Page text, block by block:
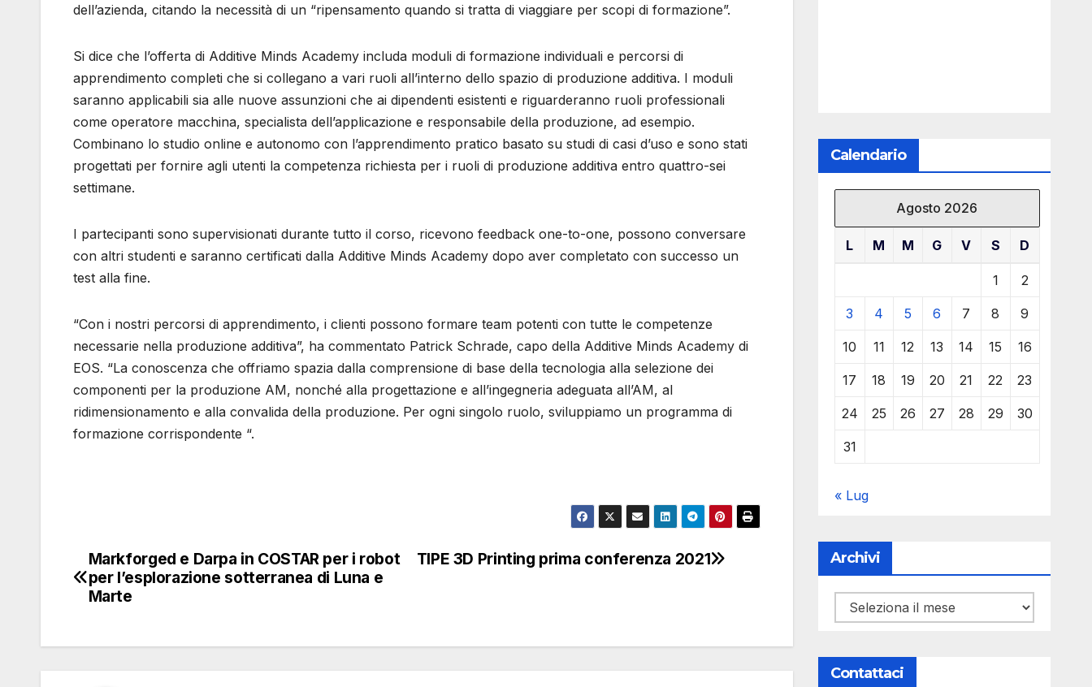
dell’azienda, citando la necessità di un “ripensamento quando si tratta di viaggiare per scopi di formazione”.
Si dice che l’offerta di Additive Minds Academy includa moduli di formazione individuali e percorsi di
apprendimento completi che si collegano a vari ruoli all’interno dello spazio di produzione additiva. I moduli
saranno applicabili sia alle nuove assunzioni che ai dipendenti esistenti e riguarderanno ruoli professionali
come operatore macchina, specialista dell’applicazione e responsabile della produzione, ad esempio.
Combinano lo studio online e autonomo con l’apprendimento pratico basato su studi di casi d’uso e sono stati
progettati per fornire agli utenti la competenza richiesta per i ruoli di produzione additiva entro quattro-sei
settimane.
I partecipanti sono supervisionati durante tutto il corso, ricevono feedback one-to-one, possono conversare
con altri studenti e saranno certificati dalla Additive Minds Academy dopo aver completato con successo un
test alla fine.
“Con i nostri percorsi di apprendimento, i clienti possono formare team potenti con tutte le competenze
necessarie nella produzione additiva”, ha commentato Patrick Schrade, capo della Additive Minds Academy di
EOS. “La conoscenza che offriamo spazia dalla comprensione di base della tecnologia alla selezione dei
componenti per la produzione AM, nonché alla progettazione e all’ingegneria adeguata all’AM, al
ridimensionamento e alla convalida della produzione. Per ogni singolo ruolo, sviluppiamo un programma di
formazione corrispondente “.
Navigazione
articoli
TIPE 3D Printing prima conferenza 2021
Markforged e Darpa in COSTAR per i robot
per l’esplorazione sotterranea di Luna e
Marte
Calendario
Agosto 2026
L M M G V S D
1 2
3 4 5 6 7 8 9
10 11 12 13 14 15 16
17 18 19 20 21 22 23
24 25 26 27 28 29 30
31
« Lug
Archivi
Archivi
Contattaci